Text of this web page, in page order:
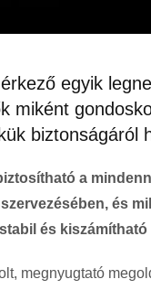
egyik
miként
biztonságáról
a
és
és kiszámítható
megnyugtató